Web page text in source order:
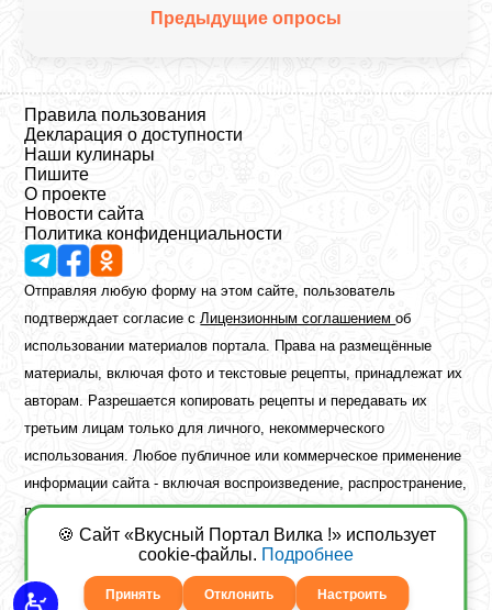
Предыдущие опросы
Правила пользования
Декларация о доступности
Наши кулинары
Пишите
О проекте
Новости сайта
Политика конфиденциальности
Отправляя любую форму на этом сайте, пользователь
подтверждает согласие сЛицензионным соглашениемоб
использовании материалов портала. Права на размещённые
материалы, включая фото и текстовые рецепты, принадлежат их
авторам. Разрешается копировать рецепты и передавать их
третьим лицам только для личного, некоммерческого
использования. Любое публичное или коммерческое применение
информации сайта - включая воспроизведение, распространение,
публикацию или обработку - возможно лишь при наличии
предварительного письменного разрешения правообладателя.
Copyright ©2026 Вкусный Портал Вилка
Сайт построенfreebrush.net
🍪 Сайт «Вкусный Портал Вилка !» использует
cookie-файлы. Подробнее
Принять Отклонить Настроить